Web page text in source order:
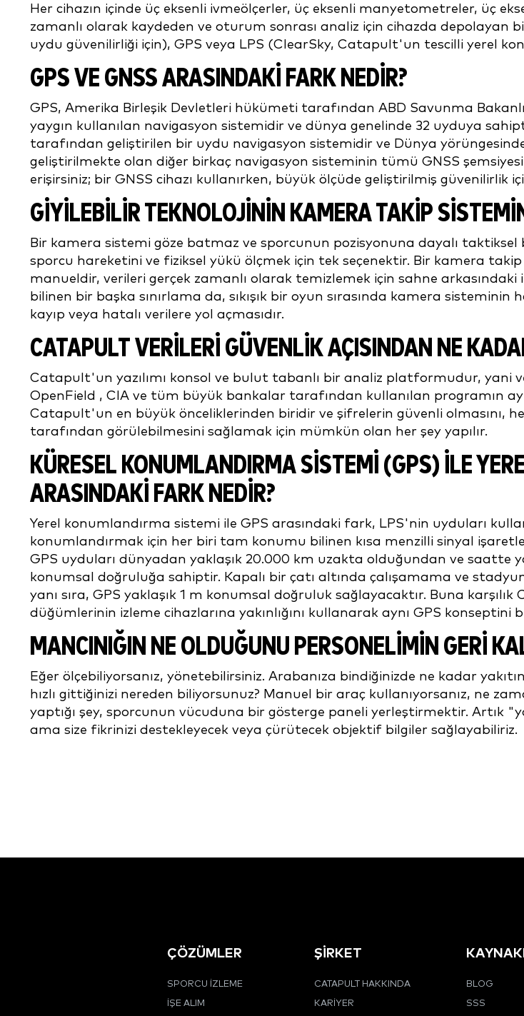
Her cihazın içinde üç eksenli ivmeölçerler, üç eksenli manyetometreler, üç
zamanlı olarak kaydeden ve oturum sonrası analiz için cihazda depolayan
uydu güvenilirliği için), GPS veya LPS (ClearSky, Catapult'un tescilli yerel
GPS VE GNSS ARASINDAKİ FARK NEDİR?
GPS, Amerika Birleşik Devletleri hükümeti tarafından ABD Savunma
yaygın kullanılan navigasyon sistemidir ve dünya genelinde 32 uyduya
tarafından geliştirilen bir uydu navigasyon sistemidir ve Dünya
geliştirilmekte olan diğer birkaç navigasyon sisteminin tümü GNSS şemsiyesi
erişirsiniz; bir GNSS cihazı kullanırken, büyük ölçüde geliştirilmiş güvenilirlik
GİYİLEBİLİR TEKNOLOJİNİN KAMERA TAKİP
Bir kamera sistemi göze batmaz ve sporcunun pozisyonuna dayalı
sporcu hareketini ve fiziksel yükü ölçmek için tek seçenektir. Bir kamera
manueldir, verileri gerçek zamanlı olarak temizlemek için sahne
bilinen bir başka sınırlama da, sıkışık bir oyun sırasında kamera
kayıp veya hatalı verilere yol açmasıdır.
CATAPULT VERİLERİ GÜVENLİK AÇISINDAN NE
Catapult'un yazılımı konsol ve bulut tabanlı bir analiz platformudur, yani
OpenField , CIA ve tüm büyük bankalar tarafından kullanılan programın
Catapult'un en büyük önceliklerinden biridir ve şifrelerin güvenli olmasını,
tarafından görülebilmesini sağlamak için mümkün olan her şey yapılır.
KÜRESEL KONUMLANDIRMA SİSTEMİ (GPS) İLE
ARASINDAKİ FARK NEDİR?
Yerel konumlandırma sistemi ile GPS arasındaki fark, LPS'nin uyduları
konumlandırmak için her biri tam konumu bilinen kısa menzilli sinyal
GPS uyduları dünyadan yaklaşık 20.000 km uzakta olduğundan ve saatte
konumsal doğruluğa sahiptir. Kapalı bir çatı altında çalışamama ve
yanı sıra, GPS yaklaşık 1 m konumsal doğruluk sağlayacaktır. Buna
düğümlerinin izleme cihazlarına yakınlığını kullanarak aynı GPS konseptini
MANCINIĞIN NE OLDUĞUNU PERSONELİMİN GERİ
Eğer ölçebiliyorsanız, yönetebilirsiniz. Arabanıza bindiğinizde ne kadar
hızlı gittiğinizi nereden biliyorsunuz? Manuel bir araç kullanıyorsanız, ne
yaptığı şey, sporcunun vücuduna bir gösterge paneli yerleştirmektir. Artık
ama size fikrinizi destekleyecek veya çürütecek objektif bilgiler sağlayabiliriz.
ÇÖZÜMLER
SPORCU İZLEME
İŞE ALIM
ŞİRKET
CATAPULT HAKKINDA
KARIYER
BLOG
SSS